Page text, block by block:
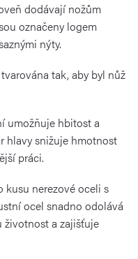
dodávají nožům
označeny logem
nýty.
tak, aby byl nůž
umožňuje hbitost a
hlavy snižuje hmotnost
práci.
kusu nerezové oceli s
ocel snadno odolává
životnost a zajišťuje